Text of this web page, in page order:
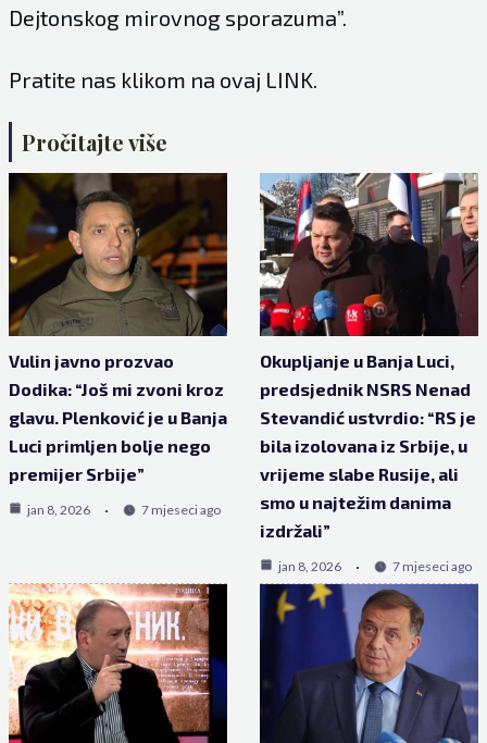
Dejtonskog mirovnog sporazuma”.
Pratite nas klikom na ovaj LINK.
Pročitajte više
Vulin javno prozvao
Dodika: “Još mi zvoni kroz
glavu. Plenković je u Banja
Luci primljen bolje nego
premijer Srbije”
jan 8, 2026 7 mjeseci ago
Okupljanje u Banja Luci,
predsjednik NSRS Nenad
Stevandić ustvrdio: “RS je
bila izolovana iz Srbije, u
vrijeme slabe Rusije, ali
smo u najtežim danima
izdržali”
jan 8, 2026 7 mjeseci ago